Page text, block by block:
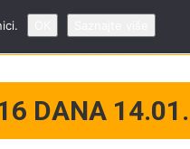
od 09 – 19h, subotom od 10 – 14h
DANA 14.01.